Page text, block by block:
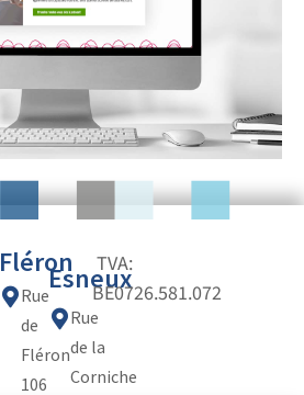
Fléron
Rue
de
Fléron
106
Esneux
Rue
de la
Corniche
TVA:
BE0726.581.072